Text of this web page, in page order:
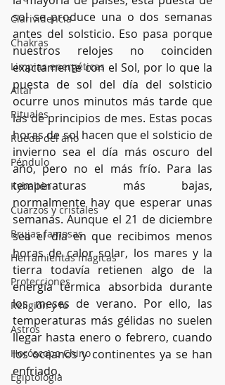
Clarividencia
Chakras
Limpias energéticas
Altar
Rituales
Rueda del año
Péndulo
Kybalión
Cuarzos y cristales
Brujas famosas
Herramientas mágicas
Protecciones
Religión y fe
Astros
Horóscopo Chino
Egiptología
sol se produce una o dos semanas
antes del solsticio. Eso pasa porque
nuestros relojes no coinciden
exactamente con el Sol, por lo que la
puesta de sol del día del solsticio
ocurre unos minutos más tarde que
las de principios de mes. Estas pocas
horas de sol hacen que el solsticio de
invierno sea el día más oscuro del
año, pero no el más frío. Para las
temperaturas más bajas,
normalmente hay que esperar unas
semanas. Aunque el 21 de diciembre
sea el día en que recibimos menos
horas de calor solar, los mares y la
tierra todavía retienen algo de la
energía térmica absorbida durante
los meses de verano. Por ello, las
temperaturas más gélidas no suelen
llegar hasta enero o febrero, cuando
los océanos y continentes ya se han
enfriado.